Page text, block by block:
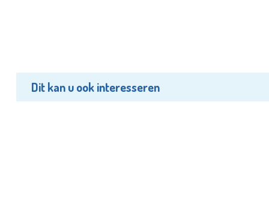
Dit kan u ook interesseren